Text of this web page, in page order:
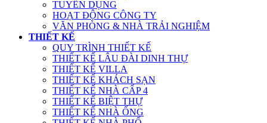
TUYỂN DỤNG
HOẠT ĐỘNG CÔNG TY
VĂN PHÒNG & NHÀ TRẢI NGHIỆM
THIẾT KẾ
QUY TRÌNH THIẾT KẾ
THIẾT KẾ LÂU ĐÀI DINH THỰ
THIẾT KẾ VILLA
THIẾT KẾ KHÁCH SẠN
THIẾT KẾ NHÀ CẤP 4
THIẾT KẾ BIỆT THỰ
THIẾT KẾ NHÀ ỐNG